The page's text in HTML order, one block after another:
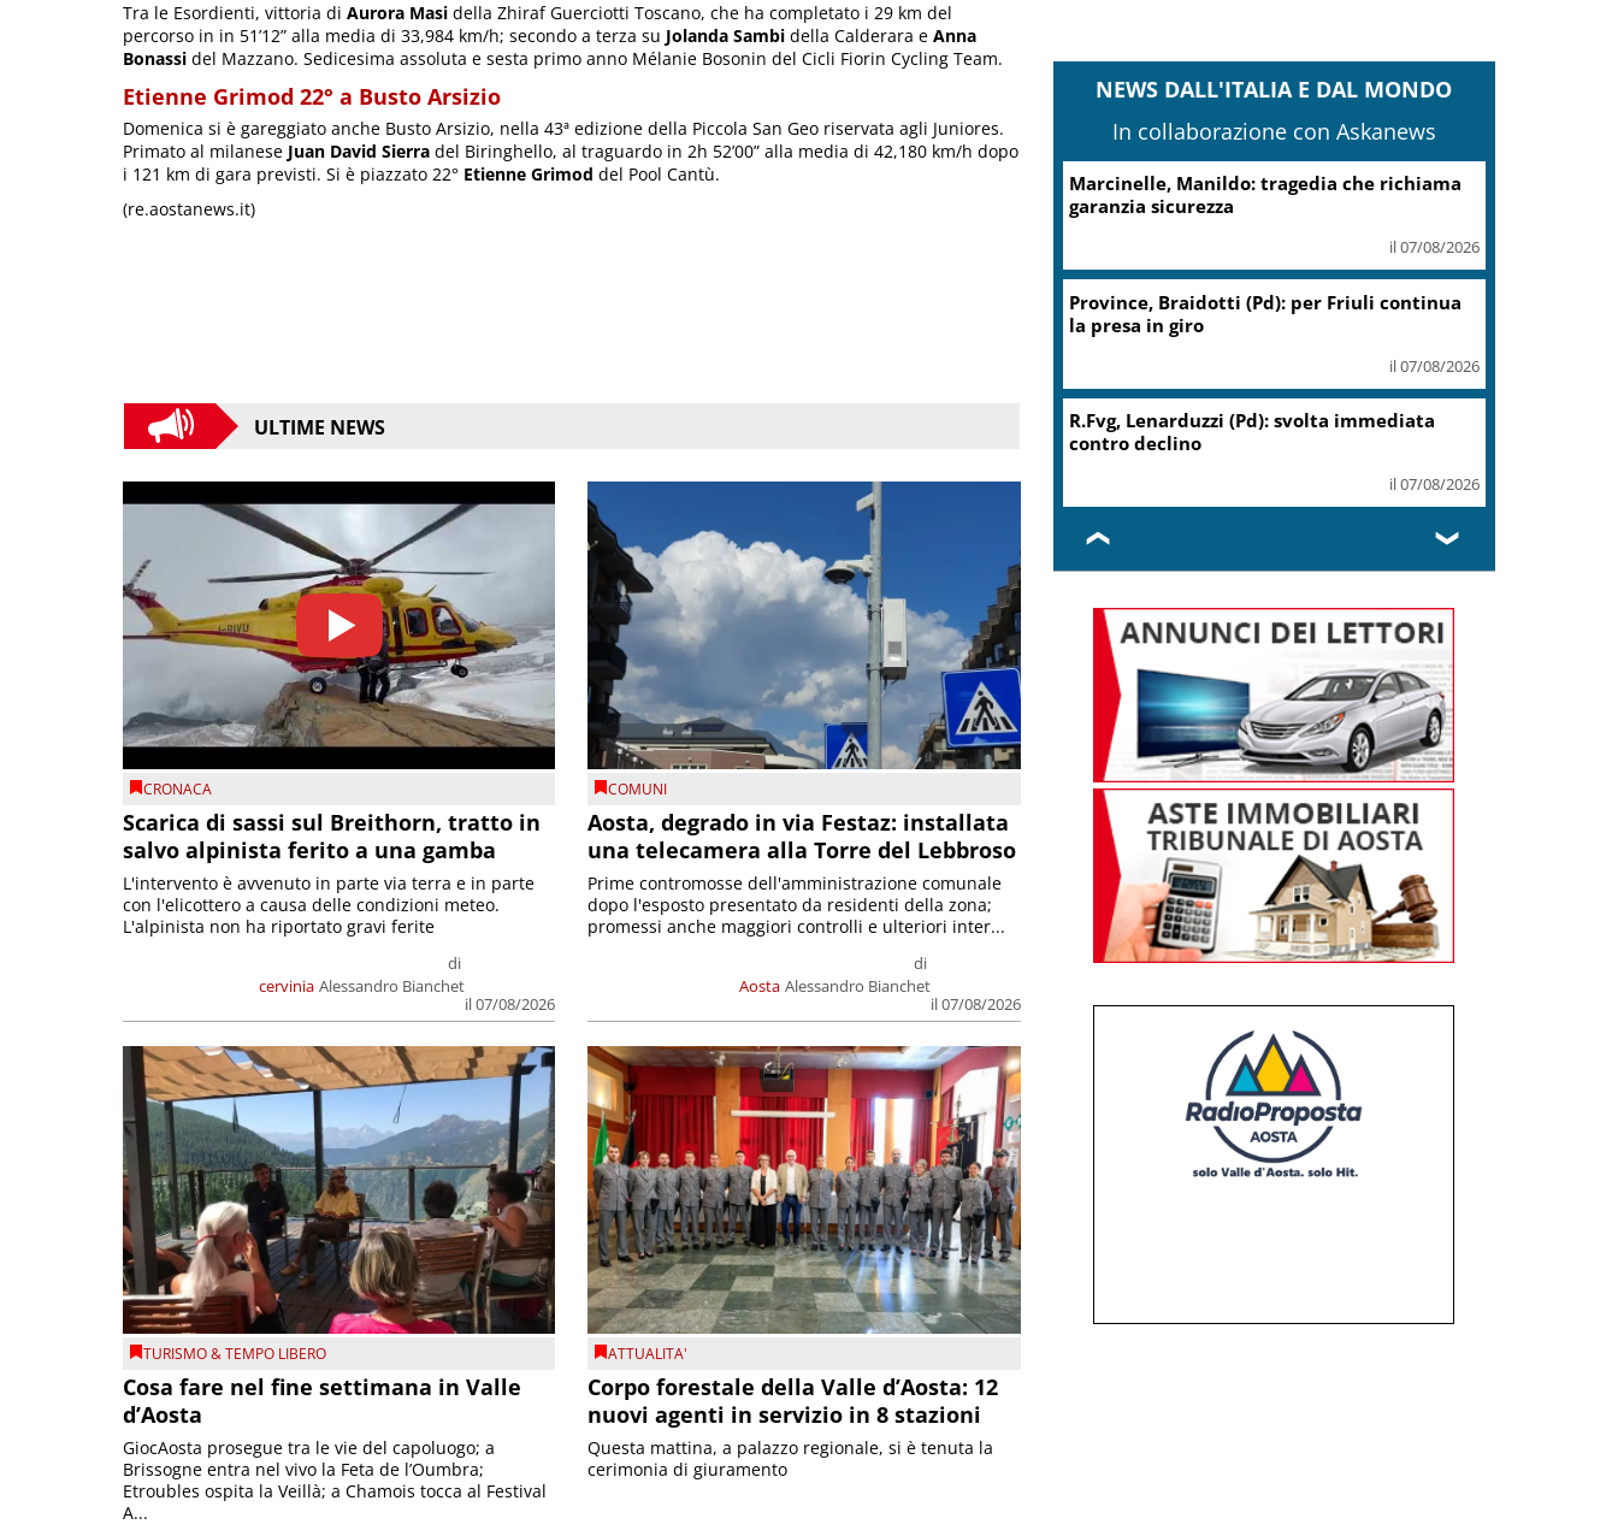
Tra le Esordienti, vittoria di Aurora Masi della Zhiraf Guerciotti Toscano, che ha completato i 29 km del
percorso in in 51’12” alla media di 33,984 km/h; secondo a terza su Jolanda Sambi della Calderara e Anna
Bonassi del Mazzano. Sedicesima assoluta e sesta primo anno Mélanie Bosonin del Cicli Fiorin Cycling Team.
Etienne Grimod 22° a Busto Arsizio
Domenica si è gareggiato anche Busto Arsizio, nella 43ª edizione della Piccola San Geo riservata agli Juniores.
Primato al milanese Juan David Sierra del Biringhello, al traguardo in 2h 52’00” alla media di 42,180 km/h dopo
i 121 km di gara previsti. Si è piazzato 22° Etienne Grimod del Pool Cantù.
(re.aostanews.it)
ULTIME NEWS
CRONACA
Scarica di sassi sul Breithorn, tratto in
salvo alpinista ferito a una gamba
cervinia
di
Alessandro Bianchet
il 07/08/2026
L'intervento è avvenuto in parte via terra e in parte
con l'elicottero a causa delle condizioni meteo.
L'alpinista non ha riportato gravi ferite
COMUNI
Aosta, degrado in via Festaz: installata
una telecamera alla Torre del Lebbroso
Aosta
di
Alessandro Bianchet
il 07/08/2026
Prime contromosse dell'amministrazione comunale
dopo l'esposto presentato da residenti della zona;
promessi anche maggiori controlli e ulteriori inter...
TURISMO & TEMPO LIBERO
Cosa fare nel fine settimana in Valle
d’Aosta
GiocAosta prosegue tra le vie del capoluogo; a
Brissogne entra nel vivo la Feta de l’Oumbra;
Etroubles ospita la Veillà; a Chamois tocca al Festival
A...
ATTUALITA'
Corpo forestale della Valle d’Aosta: 12
nuovi agenti in servizio in 8 stazioni
Questa mattina, a palazzo regionale, si è tenuta la
cerimonia di giuramento
NEWS DALL'ITALIA E DAL MONDO
In collaborazione con Askanews
Marcinelle, Manildo: tragedia che richiama
garanzia sicurezza
il 07/08/2026
Province, Braidotti (Pd): per Friuli continua
la presa in giro
il 07/08/2026
R.Fvg, Lenarduzzi (Pd): svolta immediata
contro declino
il 07/08/2026
❮ ❯